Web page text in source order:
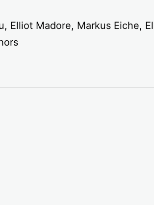
Elliot Madore, Markus Eiche,